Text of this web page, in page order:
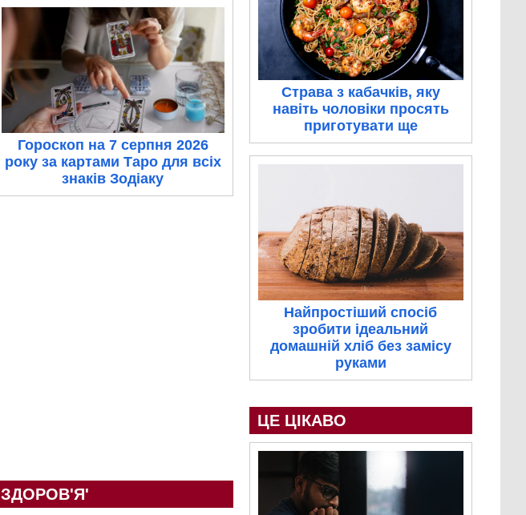
Гороскоп на 7 серпня 2026
року за картами Таро для всіх
знаків Зодіаку
ЗДОРОВ'Я'
Страва з кабачків, яку
навіть чоловіки просять
приготувати ще
Найпростіший спосіб
зробити ідеальний
домашній хліб без замісу
руками
ЦЕ ЦІКАВО